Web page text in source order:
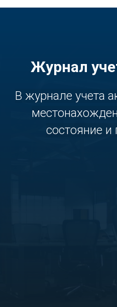
Журнал
В журнале учета
состояние